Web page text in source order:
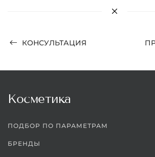
КОНСУЛЬТАЦИЯ
Косметика
ПОДБОР ПО ПАРАМЕТРАМ
БРЕНДЫ